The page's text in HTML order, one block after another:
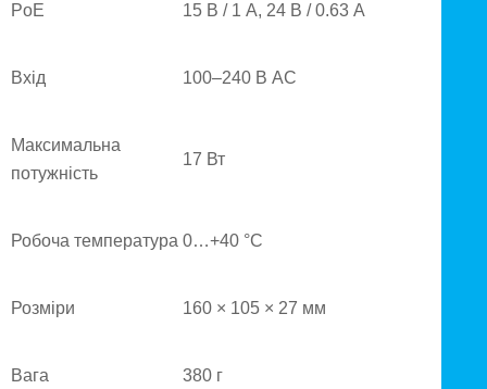
PoE 15 В / 1 А, 24 В / 0.63 А
Вхід 100–240 В AC
Максимальна
потужність
17 Вт
Робоча температура 0…+40 °C
Розміри 160 × 105 × 27 мм
Вага 380 г